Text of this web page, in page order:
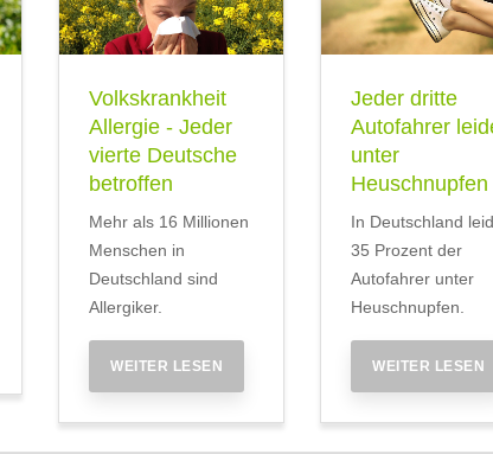
Volkskrankheit
Allergie - Jeder
vierte Deutsche
betroffen
Mehr als 16 Millionen
Menschen in
Deutschland sind
Allergiker.
WEITER LESEN
Jeder dritte
Autofahrer
unter
Heuschnupfen
In Deutschland
35 Prozent der
Autofahrer unter
Heuschnupfen.
WEITER LESEN